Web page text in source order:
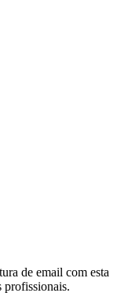
de email com esta
profissionais.